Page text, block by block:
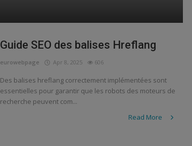
Guide SEO des balises Hreflang
eurowebpage Apr 8, 2025 606
Des balises hreflang correctement implémentées sont
essentielles pour garantir que les robots des moteurs de
recherche peuvent com...
Read More